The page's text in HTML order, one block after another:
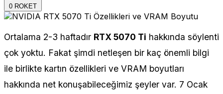
0 ROKET
Ortalama 2-3 haftadır RTX 5070 Ti hakkında söylenti
çok yoktu. Fakat şimdi netleşen bir kaç önemli bilgi
ile birlikte kartın özellikleri ve VRAM boyutları
hakkında net konuşabileceğimiz şeyler var. 7 Ocak